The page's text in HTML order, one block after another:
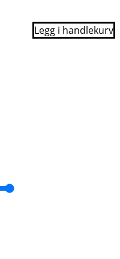
Legg i handlekurv